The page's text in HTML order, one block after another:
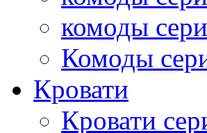
комоды
Комоды
Кровати
Кровати